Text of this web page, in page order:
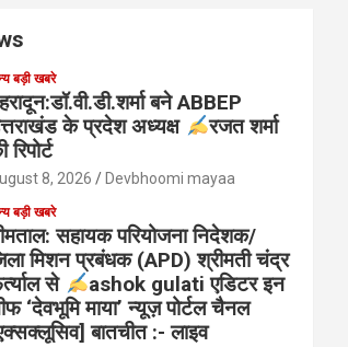
बड़ी खबरे
बने ABBEP
के प्रदेश अध्यक्ष
रजत शर्मा
रिपोर्ट
8, 2026 Devbhoomi mayaa
बड़ी खबरे
सहायक परियोजना निदेशक/
मिशन प्रबंधक (APD) श्रीमती चंद्र
से
ashok gulati एडिटर इन
‘देवभूमि माया’ न्यूज़ पोर्टल चैनल
बातचीत :- लाइव